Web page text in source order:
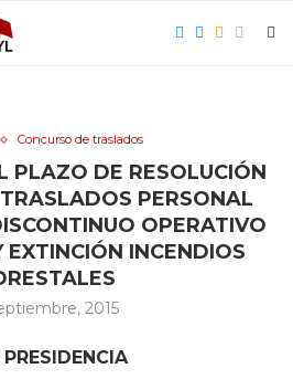
Concurso de traslados
PLAZO DE RESOLUCIÓN
PERSONAL
OPERATIVO
EXTINCIÓN INCENDIOS
2015